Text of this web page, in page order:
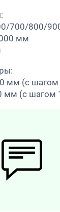
700/800/
мм
мм (с
мм (с шагом